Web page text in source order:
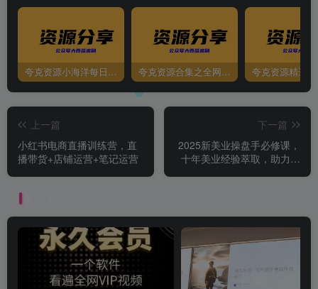
夸克资源小海洋每日更新资源大汇总（持续更新） 夸克资源合集之全网影视 夸克资源精选
上一篇
小红书电商直播训练营，直
播带货+店铺运营+笔记运营
下一篇
2025新美业操盘手必修课，
十年美业经验萃取，助力门